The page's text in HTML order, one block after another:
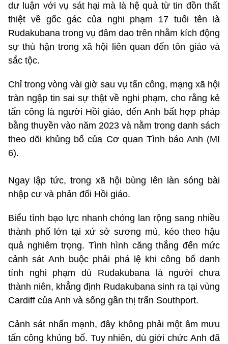
dư luận với vụ sát hại mà là hệ quả từ tin đồn thất
thiệt về gốc gác của nghi phạm 17 tuổi tên là
Rudakubana trong vụ đâm dao trên nhằm kích động
sự thù hận trong xã hội liên quan đến tôn giáo và
sắc tộc.
Chỉ trong vòng vài giờ sau vụ tấn công, mạng xã hội
tràn ngập tin sai sự thật về nghi phạm, cho rằng kẻ
tấn công là người Hồi giáo, đến Anh bất hợp pháp
bằng thuyền vào năm 2023 và nằm trong danh sách
theo dõi khủng bố của Cơ quan Tình báo Anh (MI
6).
Ngay lập tức, trong xã hội bùng lên làn sóng bài
nhập cư và phản đối Hồi giáo.
Biểu tình bạo lực nhanh chóng lan rộng sang nhiều
thành phố lớn tại xứ sở sương mù, kéo theo hậu
quả nghiêm trọng. Tình hình căng thẳng đến mức
cảnh sát Anh buộc phải phá lệ khi công bố danh
tính nghi phạm dù Rudakubana là người chưa
thành niên, khẳng định Rudakubana sinh ra tại vùng
Cardiff của Anh và sống gần thị trấn Southport.
Cảnh sát nhấn mạnh, đây không phải một âm mưu
tấn công khủng bố. Tuy nhiên, dù giới chức Anh đã